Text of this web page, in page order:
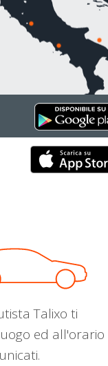
Talixo ti
ed all'orario